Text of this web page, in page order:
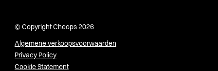
© Copyright Cheops 2026
Algemene verkoopsvoorwaarden
Privacy Policy
Cookie Statement